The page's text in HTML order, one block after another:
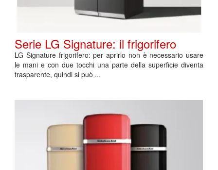
Serie LG Signature: il frigorifero
LG Signature frigorifero: per aprirlo non è necessario usare
le mani e con due tocchi una parte della superficie diventa
trasparente, quindi si può ...